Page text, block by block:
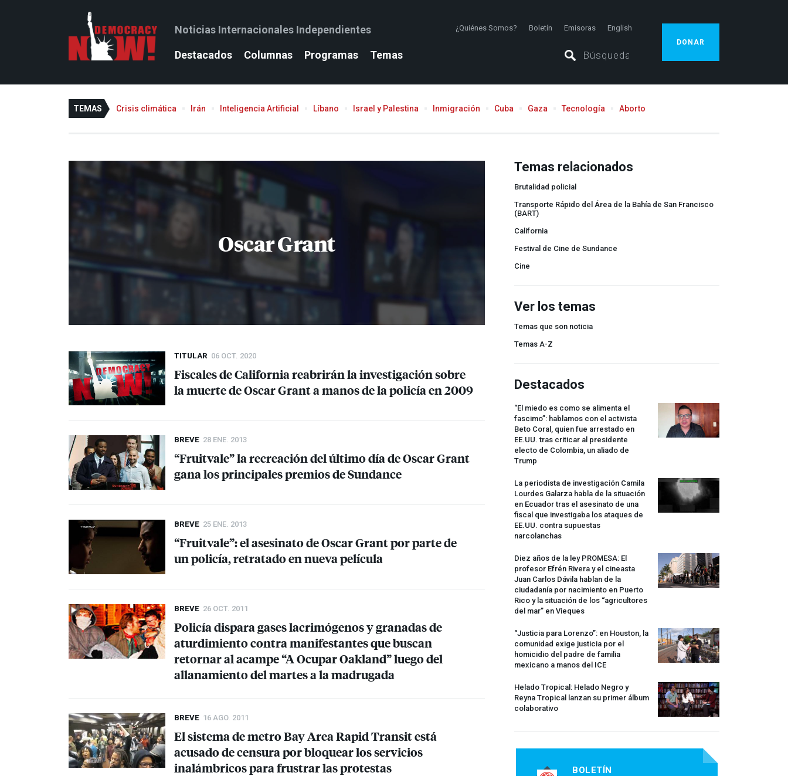
Noticias Internacionales Independientes ¿Quiénes Somos? Boletín Emisoras English
Destacados Columnas Programas Temas
DONAR
TEMAS Crisis climática Irán Inteligencia Artificial Líbano Israel y Palestina Inmigración Cuba Gaza Tecnología Aborto
Oscar Grant
TITULAR 06 OCT. 2020
Fiscales de California reabrirán la investigación sobre
la muerte de Oscar Grant a manos de la policía en 2009
BREVE 28 ENE. 2013
“Fruitvale” la recreación del último día de Oscar Grant
gana los principales premios de Sundance
BREVE 25 ENE. 2013
“Fruitvale”: el asesinato de Oscar Grant por parte de
un policía, retratado en nueva película
BREVE 26 OCT. 2011
Policía dispara gases lacrimógenos y granadas de
aturdimiento contra manifestantes que buscan
retornar al acampe “A Ocupar Oakland” luego del
allanamiento del martes a la madrugada
BREVE 16 AGO. 2011
El sistema de metro Bay Area Rapid Transit está
acusado de censura por bloquear los servicios
inalámbricos para frustrar las protestas
Temas relacionados
Brutalidad policial
Transporte Rápido del Área de la Bahía de San Francisco
(BART)
California
Festival de Cine de Sundance
Cine
Ver los temas
Temas que son noticia
Temas A-Z
Destacados
“El miedo es como se alimenta el
fascimo”: hablamos con el activista
Beto Coral, quien fue arrestado en
EE.UU. tras criticar al presidente
electo de Colombia, un aliado de
Trump
La periodista de investigación Camila
Lourdes Galarza habla de la situación
en Ecuador tras el asesinato de una
fiscal que investigaba los ataques de
EE.UU. contra supuestas
narcolanchas
Diez años de la ley PROMESA: El
profesor Efrén Rivera y el cineasta
Juan Carlos Dávila hablan de la
ciudadanía por nacimiento en Puerto
Rico y la situación de los “agricultores
del mar” en Vieques
“Justicia para Lorenzo”: en Houston, la
comunidad exige justicia por el
homicidio del padre de familia
mexicano a manos del ICE
Helado Tropical: Helado Negro y
Reyna Tropical lanzan su primer álbum
colaborativo
BOLETÍN